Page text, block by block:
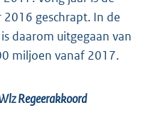
geschrapt. In de
daarom uitgegaan van
miljoen vanaf 2017.
Regeerakkoord